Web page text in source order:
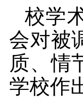
校学
会对被
质、情
学校作